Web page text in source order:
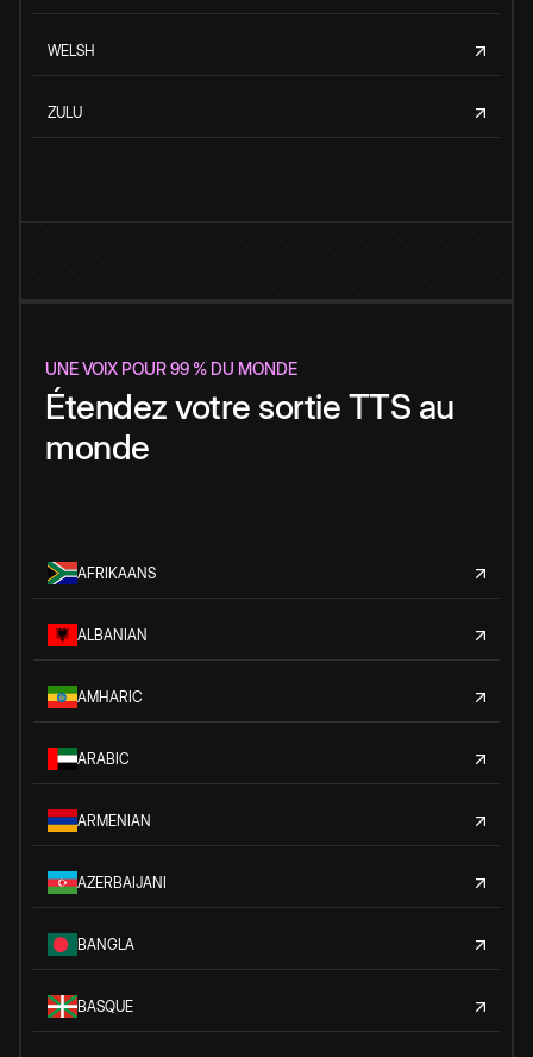
WELSH
ZULU
UNE VOIX POUR 99 % DU MONDE
Étendez votre sortie TTS au
monde
AFRIKAANS
ALBANIAN
AMHARIC
ARABIC
ARMENIAN
AZERBAIJANI
BANGLA
BASQUE